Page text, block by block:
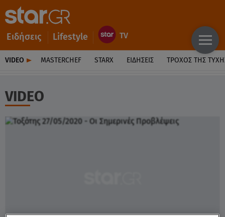
Ειδήσεις Lifestyle
VIDEO MASTERCHEF STARX ΕΙΔΉΣΕΙΣ ΤΡΟΧΌΣ ΤΗΣ
VIDEO